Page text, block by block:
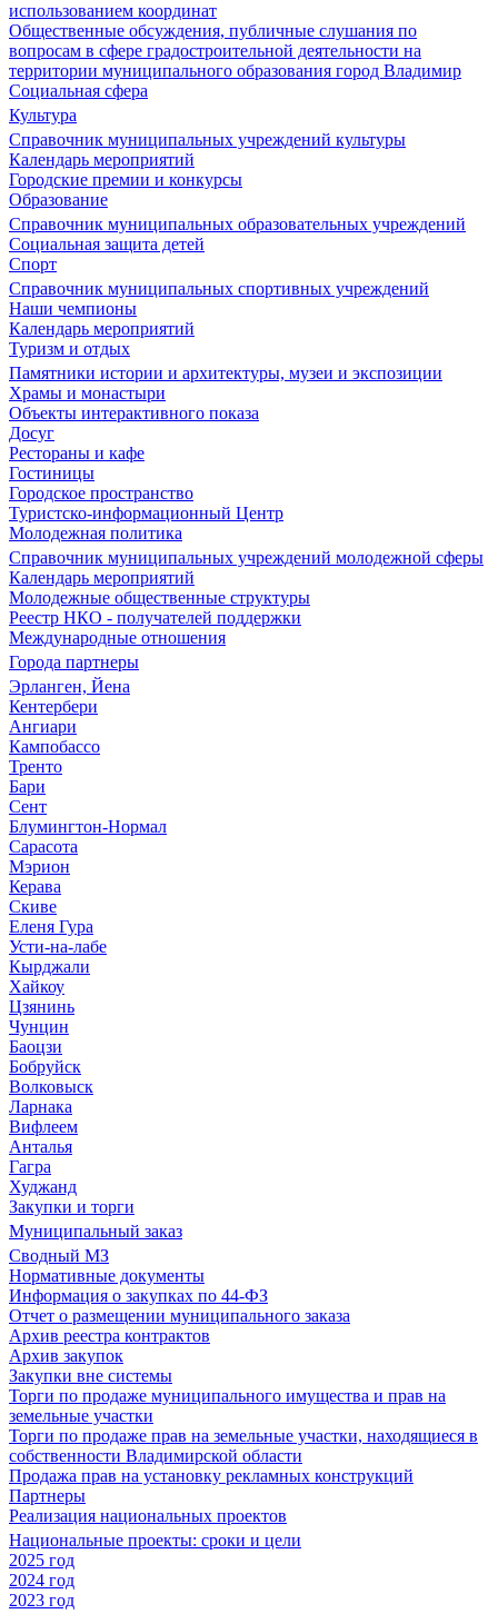
использованием координат
Общественные обсуждения, публичные слушания по
вопросам в сфере градостроительной деятельности на
территории муниципального образования город Владимир
Социальная сфера
Культура
Справочник муниципальных учреждений культуры
Календарь мероприятий
Городские премии и конкурсы
Образование
Справочник муниципальных образовательных учреждений
Социальная защита детей
Спорт
Справочник муниципальных спортивных учреждений
Наши чемпионы
Календарь мероприятий
Туризм и отдых
Памятники истории и архитектуры, музеи и экспозиции
Храмы и монастыри
Объекты интерактивного показа
Досуг
Рестораны и кафе
Гостиницы
Городское пространство
Туристско-информационный Центр
Молодежная политика
Справочник муниципальных учреждений молодежной сферы
Календарь мероприятий
Молодежные общественные структуры
Реестр НКО - получателей поддержки
Международные отношения
Города партнеры
Эрланген, Йена
Кентербери
Ангиари
Кампобассо
Тренто
Бари
Сент
Блумингтон-Нормал
Сарасота
Мэрион
Керава
Скиве
Еленя Гура
Усти-на-лабе
Кырджали
Хайкоу
Цзянинь
Чунцин
Баоцзи
Бобруйск
Волковыск
Ларнака
Вифлеем
Анталья
Гагра
Худжанд
Закупки и торги
Муниципальный заказ
Сводный МЗ
Нормативные документы
Информация о закупках по 44-ФЗ
Отчет о размещении муниципального заказа
Архив реестра контрактов
Архив закупок
Закупки вне системы
Торги по продаже муниципального имущества и прав на
земельные участки
Торги по продаже прав на земельные участки, находящиеся в
собственности Владимирской области
Продажа прав на установку рекламных конструкций
Партнеры
Реализация национальных проектов
Национальные проекты: сроки и цели
2025 год
2024 год
2023 год